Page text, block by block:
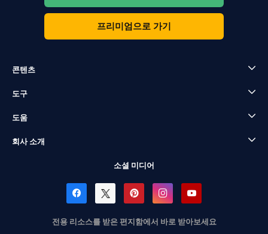
프리미엄으로 가기
콘텐츠
도구
도움
회사 소개
소셜 미디어
전용 리소스를 받은 편지함에서 바로 받아보세요